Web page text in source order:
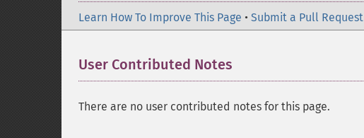
Learn How To Improve This Page • Submit a Pull Request
User Contributed Notes
There are no user contributed notes for this page.